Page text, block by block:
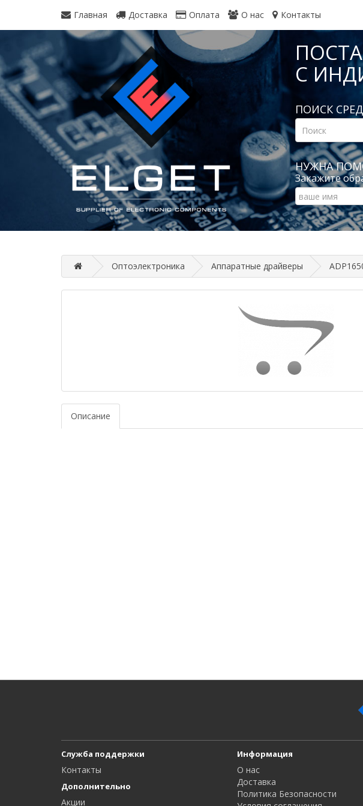
Главная Доставка Оплата О нас Контакты
С
ПОИСК
НУЖНА
Закажите
Оптоэлектроника Аппаратные драйверы
Описание
Служба поддержки
Контакты
Дополнительно
Акции
Информация
О нас
Доставка
Политика Безопасности